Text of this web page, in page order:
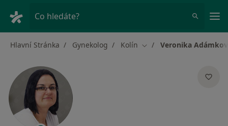
Co hledáte?
Hlavní Stránka Gynekolog Kolín Změna města
Veronika